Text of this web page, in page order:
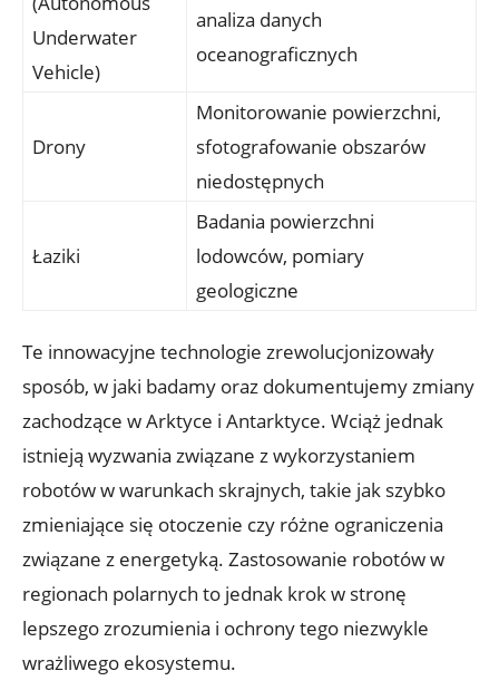
Underwater
Vehicle)
analiza danych
oceanograficznych
Drony
Monitorowanie powierzchni,
sfotografowanie obszarów
niedostępnych
Łaziki
Badania powierzchni
lodowców, pomiary
geologiczne
Te innowacyjne technologie zrewolucjonizowały
sposób, w jaki badamy oraz dokumentujemy zmiany
zachodzące ‌w Arktyce i Antarktyce. ‌Wciąż jednak
istnieją wyzwania związane z ‍wykorzystaniem⁤
robotów w warunkach skrajnych, takie‌ jak ⁣szybko
zmieniające się otoczenie czy​ różne ograniczenia
‌związane ​z energetyką. Zastosowanie robotów w
regionach⁢ polarnych to ⁣jednak krok w‌ stronę
lepszego ⁣zrozumienia i ‌ochrony‌ tego ‌niezwykle
wrażliwego ekosystemu.